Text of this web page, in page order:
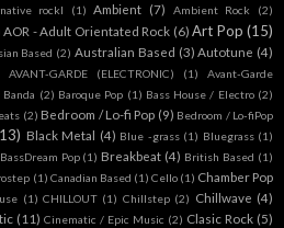
rockl (1) Ambient (7) Ambient Rock (2)
AOR - Adult Orientated Rock (6) Art Pop (15)
Based (2) Australian Based (3) Autotune (4)
AVANT-GARDE (ELECTRONIC) (1)
Avant-Garde
Banda (2) Baroque Pop (1) Bass House / Electro (2)
(2) Bedroom / Lo-fi Pop (9) Bedroom / Lo-fiPop
Black Metal (4) Blue -grass (1) Bluegrass (1)
Pop (1) Breakbeat (4) British Based (1)
(1) Canadian Based (1) Cello (1) Chamber Pop
(1) CHILLOUT (1) Chillstep (2) Chillwave (4)
(11) Cinematic / Epic Music (2) Clasic Rock (5)